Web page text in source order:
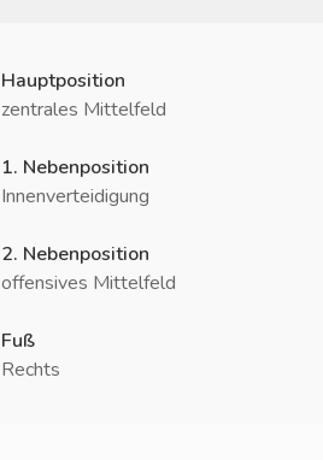
Hauptposition
zentrales Mittelfeld
1. Nebenposition
Innenverteidigung
2. Nebenposition
offensives Mittelfeld
Fuß
Rechts